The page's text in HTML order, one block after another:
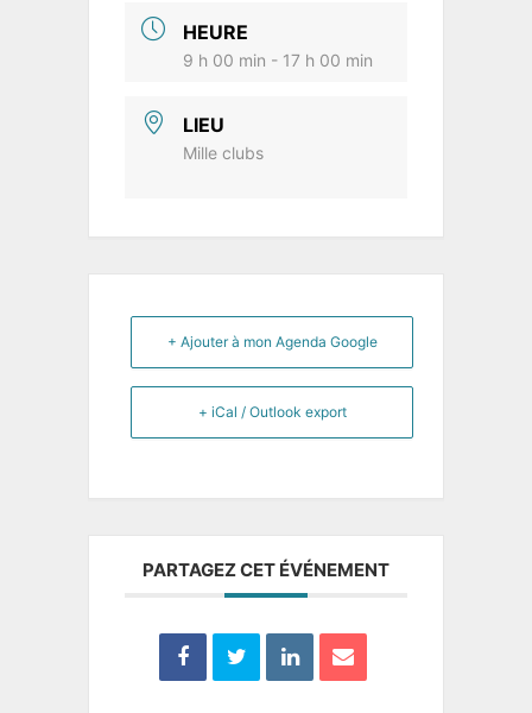
HEURE
9 h 00 min - 17 h 00 min
LIEU
Mille clubs
+ Ajouter à mon Agenda Google
+ iCal / Outlook export
PARTAGEZ CET ÉVÉNEMENT